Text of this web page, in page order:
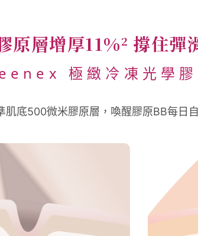
原層增厚11%2 撐住彈
極緻 冷凍光學
底500微米膠原層，喚醒膠原BB每日